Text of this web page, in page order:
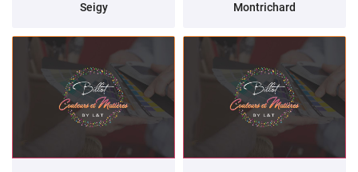
Seigy Montrichard